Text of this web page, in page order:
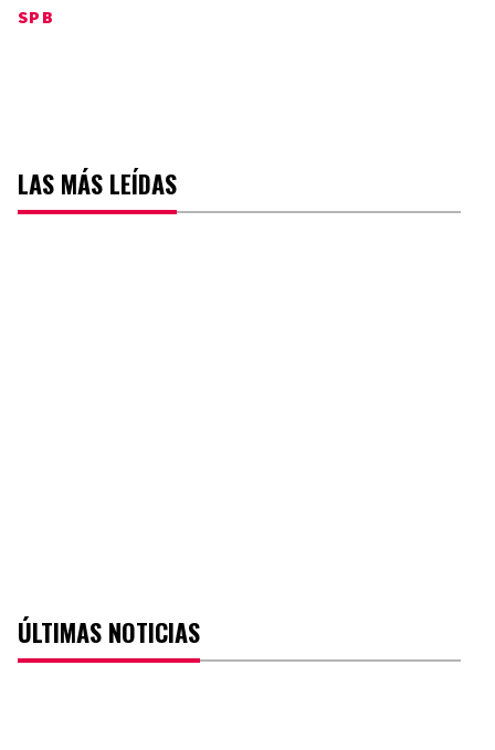
SPB
LAS MÁS LEÍDAS
ÚLTIMAS NOTICIAS